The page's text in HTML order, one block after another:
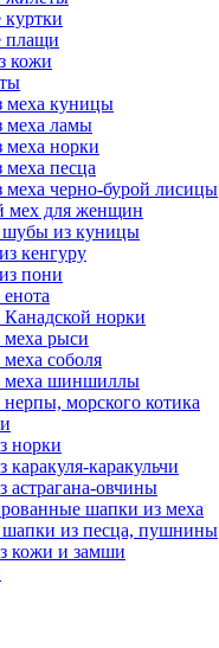
плащи
кожи
меха куницы
меха ламы
меха норки
песца
меха черно-бурой лисицы
мех для женщин
из куницы
кенгуру
пони
норки
рыси
соболя
шиншиллы
морского котика
норки
каракульчи
астрагана-овчины
шапки из меха
из песца, пушнины
кожи и замши